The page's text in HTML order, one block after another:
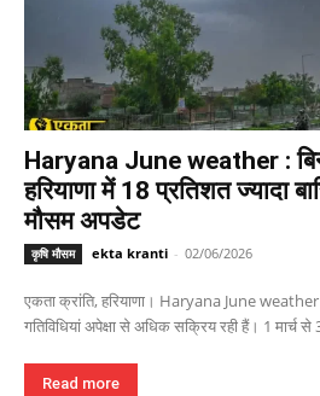
Haryana June weather :
हरियाणा में 18 प्रतिशत ज्यादा
मौसम अपडेट
कृषि मौसम ekta kranti - 02/06/2026
एकता क्रांति, हरियाणा। Haryana June weather
गतिविधियां अपेक्षा से अधिक सक्रिय रही हैं। 1 मार्च से
Read more